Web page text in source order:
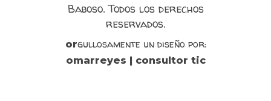
Baboso. Todos los derechos
reservados.
orgullosamente un diseño por:
omarreyes | consultor tic